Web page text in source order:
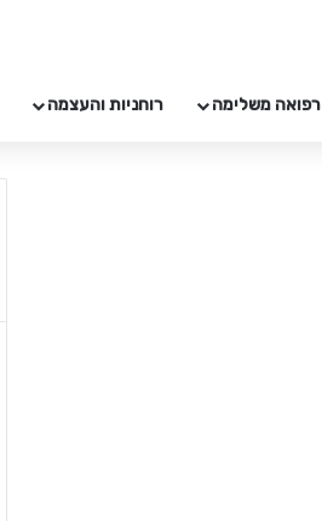
רפואה משלימה רוחניות והעצמה